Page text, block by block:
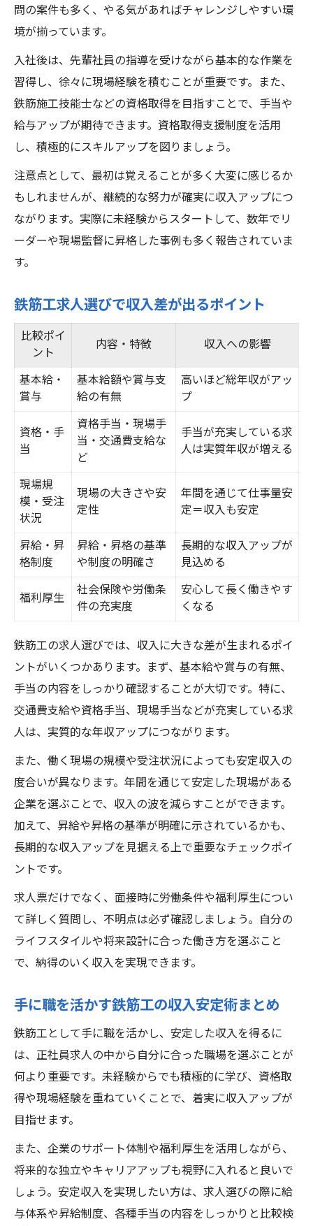
問の案件も多く、やる気があればチャレンジしやすい環
境が揃っています。
入社後は、先輩社員の指導を受けながら基本的な作業を
習得し、徐々に現場経験を積むことが重要です。また、
鉄筋施工技能士などの資格取得を目指すことで、手当や
給与アップが期待できます。資格取得支援制度を活用
し、積極的にスキルアップを図りましょう。
注意点として、最初は覚えることが多く大変に感じるか
もしれませんが、継続的な努力が確実に収入アップにつ
ながります。実際に未経験からスタートして、数年でリ
ーダーや現場監督に昇格した事例も多く報告されていま
す。
鉄筋工求人選びで収入差が出るポイント
比較ポイ
ント
内容・特徴
収入への影響
基本給・
賞与
基本給額や賞与支
給の有無
高いほど総年収がアッ
プ
資格・手
当
資格手当・現場手
当・交通費支給な
ど
手当が充実している求
人は実質年収が増える
現場規
模・受注
状況
現場の大きさや安
定性
年間を通じて仕事量安
定＝収入も安定
昇給・昇
格制度
昇給・昇格の基準
や制度の明確さ
長期的な収入アップが
見込める
福利厚生
社会保険や労働条
件の充実度
安心して長く働きやす
くなる
鉄筋工の求人選びでは、収入に大きな差が生まれるポイ
ントがいくつかあります。まず、基本給や賞与の有無、
手当の内容をしっかり確認することが大切です。特に、
交通費支給や資格手当、現場手当などが充実している求
人は、実質的な年収アップにつながります。
また、働く現場の規模や受注状況によっても安定収入の
度合いが異なります。年間を通じて安定した現場がある
企業を選ぶことで、収入の波を減らすことができます。
加えて、昇給や昇格の基準が明確に示されているかも、
長期的な収入アップを見据える上で重要なチェックポイ
ントです。
求人票だけでなく、面接時に労働条件や福利厚生につい
て詳しく質問し、不明点は必ず確認しましょう。自分の
ライフスタイルや将来設計に合った働き方を選ぶこと
で、納得のいく収入を実現できます。
手に職を活かす鉄筋工の収入安定術まとめ
鉄筋工として手に職を活かし、安定した収入を得るに
は、正社員求人の中から自分に合った職場を選ぶことが
何より重要です。未経験からでも積極的に学び、資格取
得や現場経験を重ねていくことで、着実に収入アップが
目指せます。
また、企業のサポート体制や福利厚生を活用しながら、
将来的な独立やキャリアアップも視野に入れると良いで
しょう。安定収入を実現したい方は、求人選びの際に給
与体系や昇給制度、各種手当の内容をしっかりと比較検